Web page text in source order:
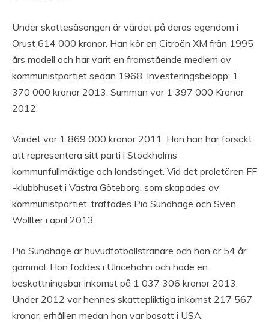
Under skattesäsongen är värdet på deras egendom i
Orust 614 000 kronor. Han kör en Citroën XM från 1995
års modell och har varit en framstående medlem av
kommunistpartiet sedan 1968. Investeringsbelopp: 1
370 000 kronor 2013. Summan var 1 397 000 Kronor
2012.
Värdet var 1 869 000 kronor 2011. Han han har försökt
att representera sitt parti i Stockholms
kommunfullmäktige och landstinget. Vid det proletären FF
-klubbhuset i Västra Göteborg, som skapades av
kommunistpartiet, träffades Pia Sundhage och Sven
Wollter i april 2013.
Pia Sundhage är huvudfotbollstränare och hon är 54 år
gammal. Hon föddes i Ulricehahn och hade en
beskattningsbar inkomst på 1 037 306 kronor 2013.
Under 2012 var hennes skattepliktiga inkomst 217 567
kronor, erhållen medan han var bosatt i USA.